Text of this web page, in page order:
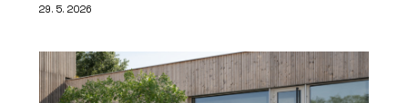
29. 5. 2026